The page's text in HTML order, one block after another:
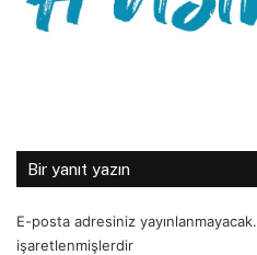
Bir yanıt yazın
E-posta adresiniz yayınlanmayacak.
işaretlenmişlerdir